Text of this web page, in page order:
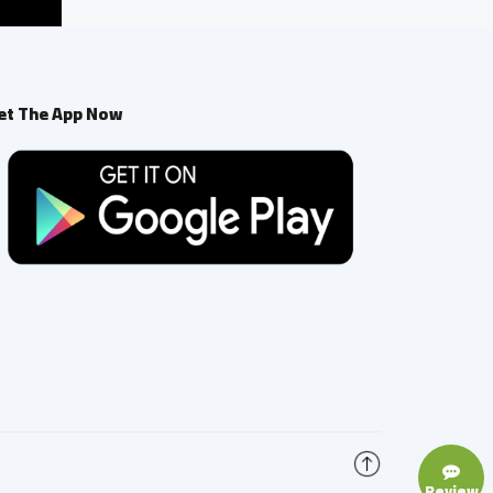
The App Now